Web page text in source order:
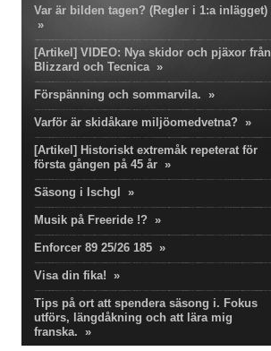
Var är bilden tagen? (Regler i 1:a inlägget)
»
[Artikel] VIDEO: Nya skidor och pjäxor från
Blizzard och Tecnica »
Förspänning och sommarvila. »
Varför är skidåkare miljöomedvetna? »
[Artikel] Historiskt extremåk repeterat för
första gången på 45 år »
Säsong i Ischgl »
Musik på Freeride !? »
Enforcer 89 25/26 185 »
Visa din fika! »
Tips på ort att spendera säsong i. Fokus
utförs, längdåkning och att lära mig
franska. »